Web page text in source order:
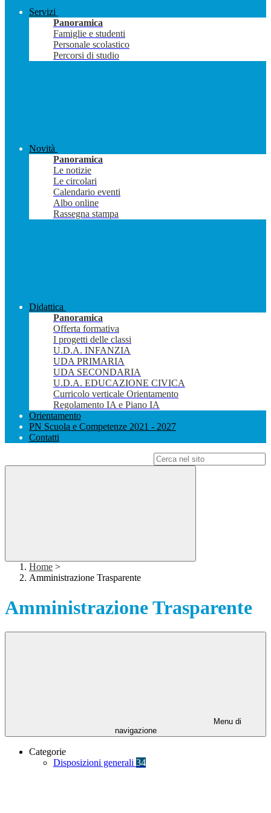
Servizi
Panoramica
Famiglie e studenti
Personale scolastico
Percorsi di studio
Novità
Panoramica
Le notizie
Le circolari
Calendario eventi
Albo online
Rassegna stampa
Didattica
Panoramica
Offerta formativa
I progetti delle classi
U.D.A. INFANZIA
UDA PRIMARIA
UDA SECONDARIA
U.D.A. EDUCAZIONE CIVICA
Curricolo verticale Orientamento
Regolamento IA e Piano IA
Orientamento
PN Scuola e Competenze 2021 - 2027
Contatti
Home >
Amministrazione Trasparente
Amministrazione Trasparente
Menu di
navigazione
Categorie
Disposizioni generali 34